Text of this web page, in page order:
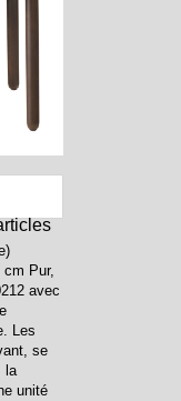
Pur,
avec
Les
se
la
unité